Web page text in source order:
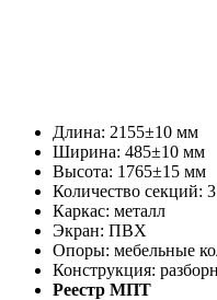
Длина: 2155±10 мм
Ширина: 485±10 мм
Высота: 1765±15 мм
Количество секций: 3
Каркас: металл
Экран: ПВХ
Опоры: мебельные
Конструкция:
Реестр МПТ